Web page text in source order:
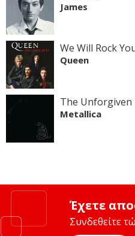
James
We Will Rock
Queen
The Unforgiven
Metallica
Έχετε
Συνδεθείτε